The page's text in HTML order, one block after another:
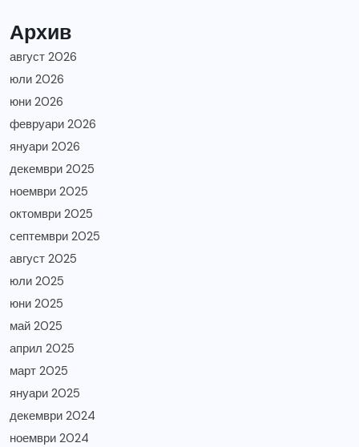
Архив
август 2026
юли 2026
юни 2026
февруари 2026
януари 2026
декември 2025
ноември 2025
октомври 2025
септември 2025
август 2025
юли 2025
юни 2025
май 2025
април 2025
март 2025
януари 2025
декември 2024
ноември 2024